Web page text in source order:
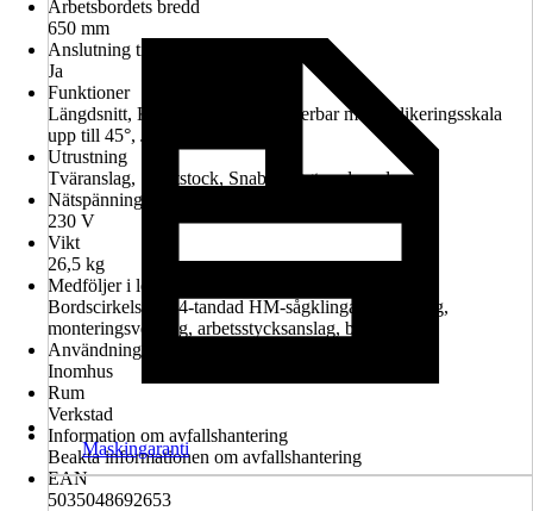
Arbetsbordets bredd
650 mm
Anslutning till dammutsug
Ja
Funktioner
Längdsnitt, Kan höjdjusteras, Justerbar med indikeringsskala
upp till 45°, Justerbart tväranslag
Utrustning
Tväranslag, Skjutstock, Snabbbyggt underrede
Nätspänning
230 V
Vikt
26,5 kg
Medföljer i leveransen
Bordscirkelsåg, 24-tandad HM-sågklinga, tryckstång,
monteringsverktyg, arbetsstycksanslag, basram
Användningsmiljö
Inomhus
Rum
Verkstad
Information om avfallshantering
Beakta informationen om avfallshantering
EAN
5035048692653
Maskingaranti